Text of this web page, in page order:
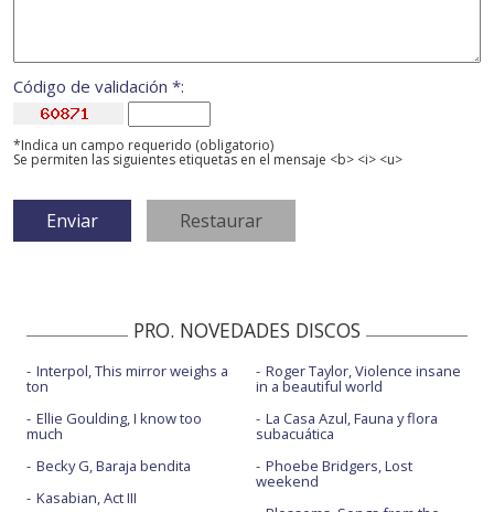
Código de validación *:
*Indica un campo requerido (obligatorio)
Se permiten las siguientes etiquetas en el mensaje <b> <i> <u>
PRO. NOVEDADES DISCOS
Interpol, This mirror weighs a
ton
Ellie Goulding, I know too
much
Becky G, Baraja bendita
Kasabian, Act III
Roger Taylor, Violence insane
in a beautiful world
La Casa Azul, Fauna y flora
subacuática
Phoebe Bridgers, Lost
weekend